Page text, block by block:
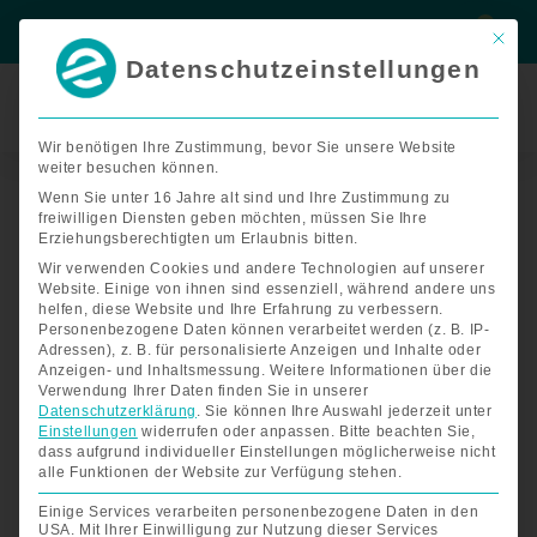
springen
Badewannen-
Transferbank,
Alu
mit
weissem
Sitz
Menge
Mit
Datenschutzeinstellungen
Wir benötigen Ihre Zustimmung, bevor Sie unsere Website
weiter besuchen können.
Wenn Sie unter 16 Jahre alt sind und Ihre Zustimmung zu
freiwilligen Diensten geben möchten, müssen Sie Ihre
Erziehungsberechtigten um Erlaubnis bitten.
Wir verwenden Cookies und andere Technologien auf unserer
Website. Einige von ihnen sind essenziell, während andere uns
helfen, diese Website und Ihre Erfahrung zu verbessern.
Personenbezogene Daten können verarbeitet werden (z. B. IP-
Adressen), z. B. für personalisierte Anzeigen und Inhalte oder
Anzeigen- und Inhaltsmessung. Weitere Informationen über die
Verwendung Ihrer Daten finden Sie in unserer
Datenschutzerklärung . Sie können Ihre Auswahl jederzeit unter
Einstellungen widerrufen oder anpassen. Bitte beachten Sie,
dass aufgrund individueller Einstellungen möglicherweise nicht
alle Funktionen der Website zur Verfügung stehen.
Einige Services verarbeiten personenbezogene Daten in den
USA. Mit Ihrer Einwilligung zur Nutzung dieser Services